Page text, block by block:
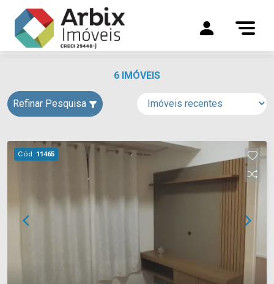
6 IMÓVEIS
Refinar Pesquisa
Cód. 11465